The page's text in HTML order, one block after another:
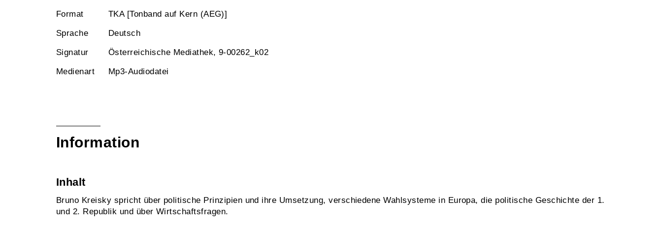
Format TKA [Tonband auf Kern (AEG)]
Sprache Deutsch
Signatur Österreichische Mediathek, 9-00262_k02
Medienart Mp3-Audiodatei
Information
Inhalt
Bruno Kreisky spricht über politische Prinzipien und ihre Umsetzung, verschiedene Wahlsysteme in Europa, die politische Geschichte der 1.
und 2. Republik und über Wirtschaftsfragen.